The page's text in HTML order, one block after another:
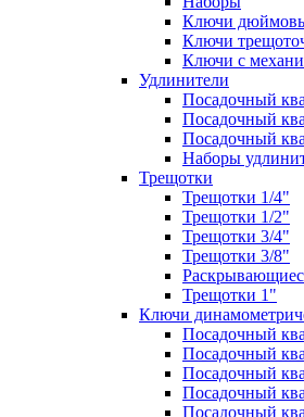
Ключи
Ключи
Ключи с
Удлинители
Посадочный
Посадочный
Посадочный
Наборы
Трещотки
Трещотки 1/4"
Трещотки 1/2"
Трещотки 3/4"
Трещотки 3/8"
Трещотки 1"
Ключи
Посадочный
Посадочный
Посадочный
Посадочный
Посадочный